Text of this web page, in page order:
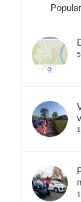
Popular